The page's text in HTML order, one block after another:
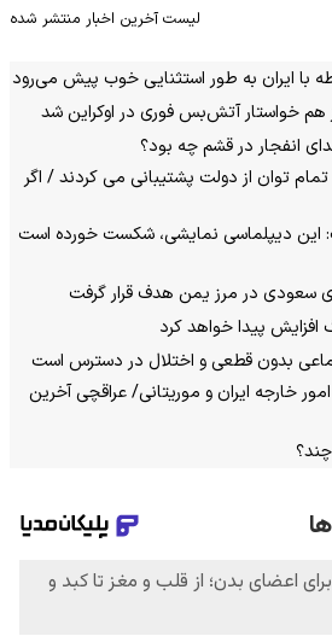
لیست آخرین اخبار منتشر شده
با ایران به طور استثنایی خوب پیش می‌رود
هم خواستار آتش‌بس فوری در اوکراین شد
انفجار در قشم چه بود؟
توان از دولت پشتیبانی می کردند / اگر
این دیپلماسی نمایشی، شکست خورده است
سعودی در مرز یمن هدف قرار گرفت
افزایش پیدا خواهد کرد
بدون قطعی و اختلال در دسترس است
خارجه ایران و موریتانی/ عراقچی آخرین